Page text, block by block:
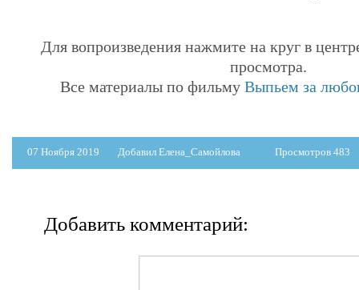
Для вопроизведения нажмите на круг в
просмотра.
Все материалы по фильму Выпьем за
07 Ноября 2019 Добавил Елена_Самойлова Просмотров 483
Добавить комментарий: